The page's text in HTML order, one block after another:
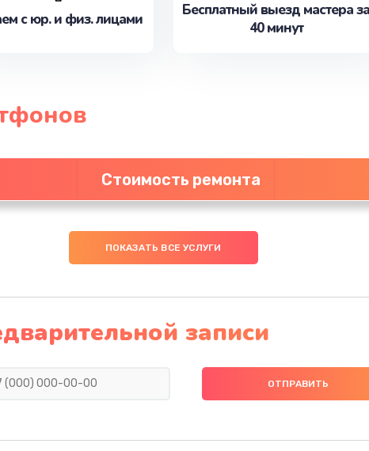
с юр. и физ. лицами
Бесплатный выезд мастера за
40 минут
Стоимость ремонта
ПОКАЗАТЬ ВСЕ УСЛУГИ
записи